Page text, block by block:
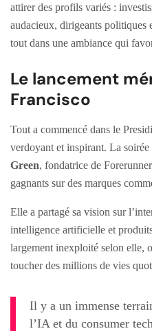
attirer des profils variés :
audacieux, dirigeants politiques
tout dans une ambiance qui
Le lancement
Francisco
Tout a commencé dans le
verdoyant et inspirant. La
Green, fondatrice de
gagnants sur des marques
Elle a partagé sa vision sur
intelligence artificielle et
largement inexploité selon elle,
toucher des millions de vies
Il y a un immense
l’IA et du consumer